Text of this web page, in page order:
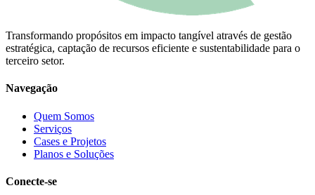
Transformando propósitos em impacto tangível através de gestão
estratégica, captação de recursos eficiente e sustentabilidade para o
terceiro setor.
Navegação
Quem Somos
Serviços
Cases e Projetos
Planos e Soluções
Conecte-se